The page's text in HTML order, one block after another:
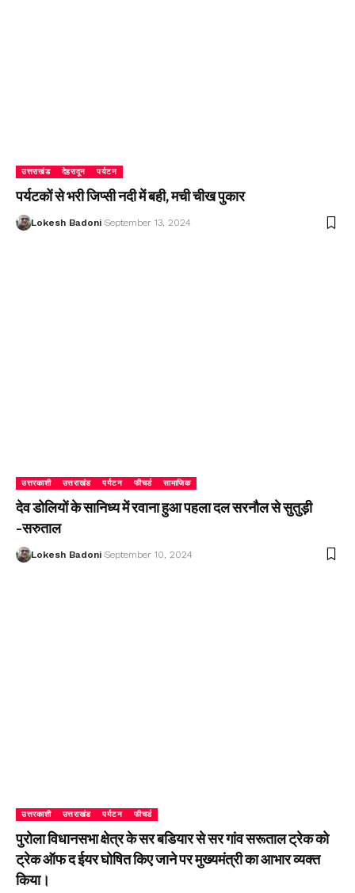
उत्तराखंड देहरादून पर्यटन
पर्यटकों से भरी जिप्सी नदी में बही, मची चीख पुकार
Lokesh Badoni September 13, 2024
उत्तरकाशी उत्तराखंड पर्यटन फीचर्ड सामाजिक
देव डोलियों के सानिध्य में रवाना हुआ पहला दल सरनौल से सुतुड़ी
-सरुताल
Lokesh Badoni September 10, 2024
उत्तरकाशी उत्तराखंड पर्यटन फीचर्ड
पुरोला विधानसभा क्षेत्र के सर बडियार से सर गांव सरूताल ट्रेक को
ट्रेक ऑफ द ईयर घोषित किए जाने पर मुख्यमंत्री का आभार व्यक्त
किया।